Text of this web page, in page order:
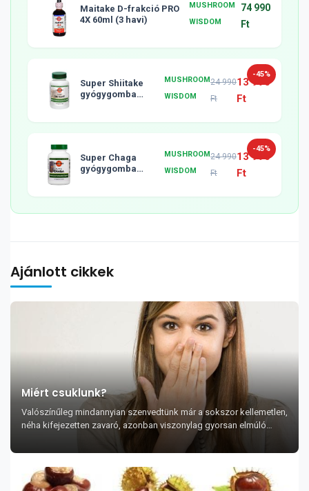
Maitake D-frakció PRO
4X 60ml (3 havi)
MUSHROOM
WISDOM
74 990
Ft
-45%
Super Shiitake
gyógygomba
MUSHROOM
WISDOM
24 990
Ft
13 990
Ft
-45%
Super Chaga
gyógygomba
MUSHROOM
WISDOM
24 990
Ft
13 990
Ft
Ajánlott cikkek
Miért csuklunk?
Valószínűleg mindannyian szenvedtünk már a sokszor kellemetlen,
néha kifejezetten zavaró, azonban viszonylag gyorsan elmúló
jelenségtől, a csuklástól. Néha azonban...